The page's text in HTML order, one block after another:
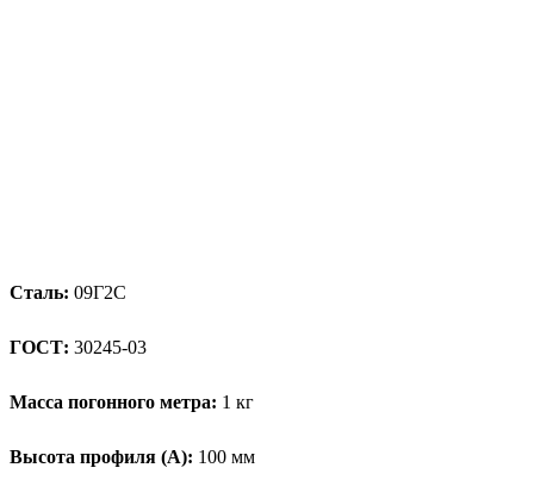
Сталь: 09Г2С
ГОСТ: 30245-03
Масса погонного метра: 1 кг
Высота профиля (А): 100 мм